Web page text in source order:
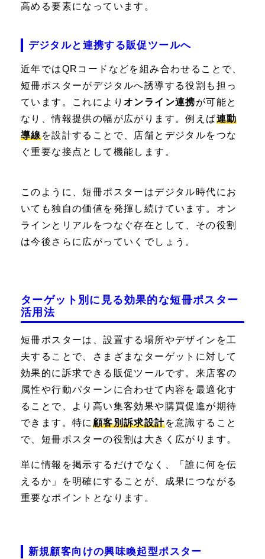
高める要素になっています。
デジタルと連携する販促ツールへ
近年ではQRコードなどを組み合わせることで、
短冊ポスターがデジタルへ誘導する役割も担っ
ています。これにより オンライン連携が可能と
なり、情報提供の幅が広がります。例えば連動
導線を設計することで、店舗とデジタルをつな
ぐ重要な接点として機能します。
このように、短冊ポスターはデジタル時代にお
いても独自の価値を発揮し続けています。オン
ラインとリアルをつなぐ存在として、その役割
は今後さらに広がっていくでしょう。
ターゲット別に見る効果的な短冊ポスター
活用法
短冊ポスターは、設置する場所やデザインを工
夫することで、さまざまなターゲットに対して
効果的に訴求できる販促ツールです。来店客の
属性や行動パターンに合わせて内容を最適化す
ることで、より高い集客効果や購買促進が期待
できます。特に 顧客別訴求設計を意識すること
で、短冊ポスターの役割は大きく広がります。
単に情報を掲示するだけでなく、「誰に何を伝
えるか」を明確にすることが、成果につながる
重要なポイントとなります。
新規顧客向けの興味喚起型ポスター